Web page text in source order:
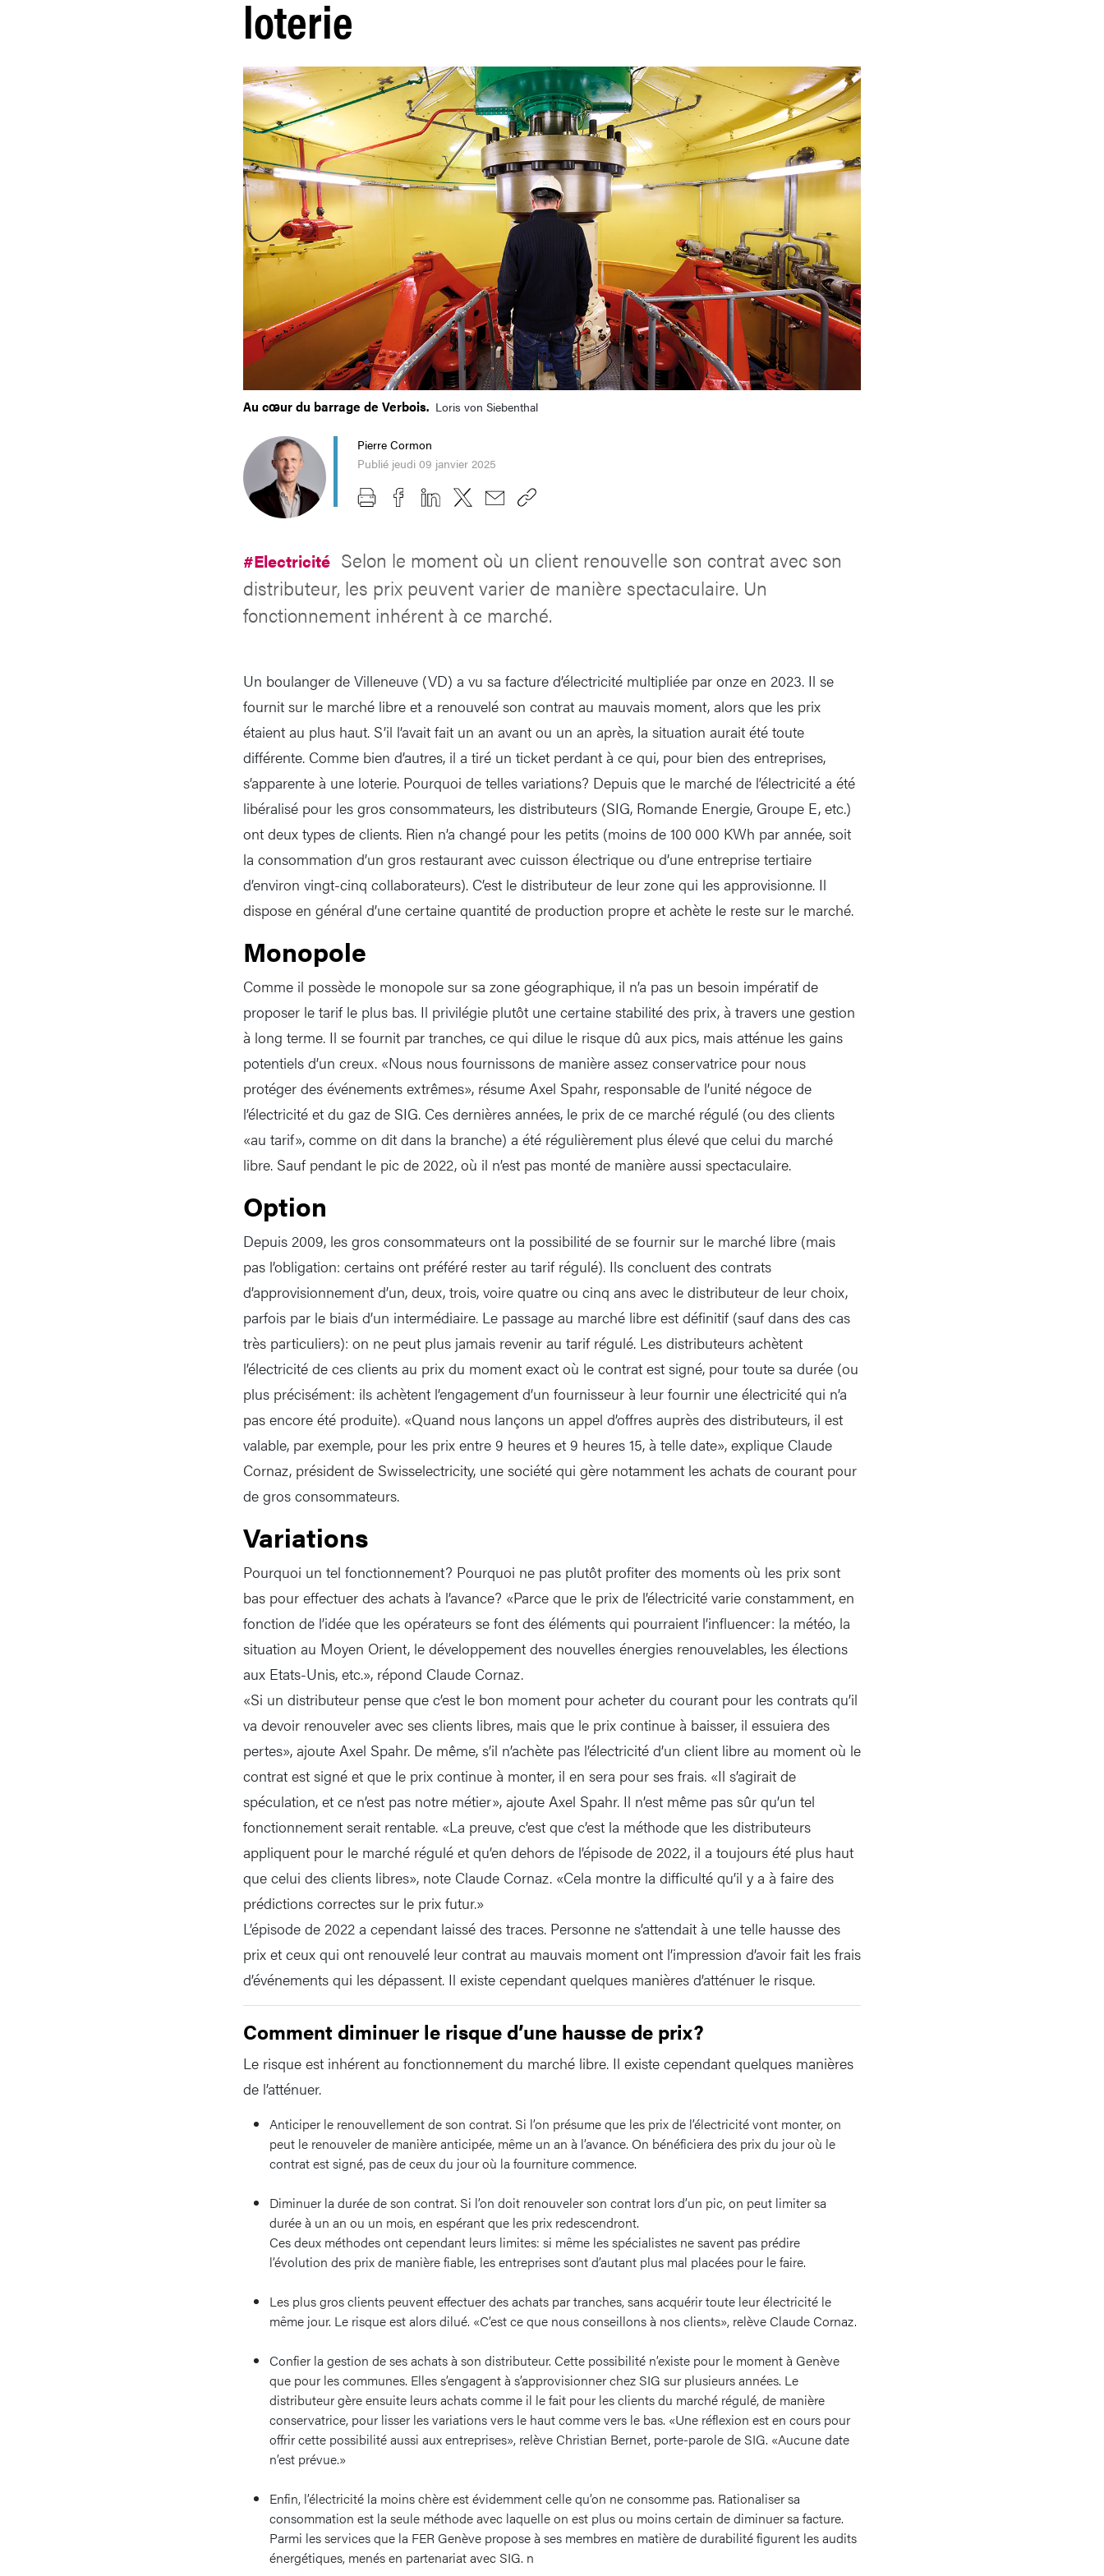
loterie
Au cœur du barrage de Verbois. Loris von Siebenthal
Pierre Cormon
Publié jeudi 09 janvier 2025
#Electricité Selon le moment où un client renouvelle son contrat avec son
distributeur, les prix peuvent varier de manière spectaculaire. Un
fonctionnement inhérent à ce marché.
Un boulanger de Villeneuve (VD) a vu sa facture d’électricité multipliée par onze en 2023. Il se
fournit sur le marché libre et a renouvelé son contrat au mauvais moment, alors que les prix
étaient au plus haut. S’il l’avait fait un an avant ou un an après, la situation aurait été toute
différente. Comme bien d’autres, il a tiré un ticket perdant à ce qui, pour bien des entreprises,
s’apparente à une loterie. Pourquoi de telles variations? Depuis que le marché de l’électricité a été
libéralisé pour les gros consommateurs, les distributeurs (SIG, Romande Energie, Groupe E, etc.)
ont deux types de clients. Rien n’a changé pour les petits (moins de 100 000 KWh par année, soit
la consommation d’un gros restaurant avec cuisson électrique ou d’une entreprise tertiaire
d’environ vingt-cinq collaborateurs). C’est le distributeur de leur zone qui les approvisionne. Il
dispose en général d’une certaine quantité de production propre et achète le reste sur le marché.
Monopole
Comme il possède le monopole sur sa zone géographique, il n’a pas un besoin impératif de
proposer le tarif le plus bas. Il privilégie plutôt une certaine stabilité des prix, à travers une gestion
à long terme. Il se fournit par tranches, ce qui dilue le risque dû aux pics, mais atténue les gains
potentiels d’un creux. «Nous nous fournissons de manière assez conservatrice pour nous
protéger des événements extrêmes», résume Axel Spahr, responsable de l’unité négoce de
l’électricité et du gaz de SIG. Ces dernières années, le prix de ce marché régulé (ou des clients
«au tarif», comme on dit dans la branche) a été régulièrement plus élevé que celui du marché
libre. Sauf pendant le pic de 2022, où il n’est pas monté de manière aussi spectaculaire.
Option
Depuis 2009, les gros consommateurs ont la possibilité de se fournir sur le marché libre (mais
pas l’obligation: certains ont préféré rester au tarif régulé). Ils concluent des contrats
d’approvisionnement d’un, deux, trois, voire quatre ou cinq ans avec le distributeur de leur choix,
parfois par le biais d’un intermédiaire. Le passage au marché libre est définitif (sauf dans des cas
très particuliers): on ne peut plus jamais revenir au tarif régulé. Les distributeurs achètent
l’électricité de ces clients au prix du moment exact où le contrat est signé, pour toute sa durée (ou
plus précisément: ils achètent l’engagement d’un fournisseur à leur fournir une électricité qui n’a
pas encore été produite). «Quand nous lançons un appel d’offres auprès des distributeurs, il est
valable, par exemple, pour les prix entre 9 heures et 9 heures 15, à telle date», explique Claude
Cornaz, président de Swisselectricity, une société qui gère notamment les achats de courant pour
de gros consommateurs.
Variations
Pourquoi un tel fonctionnement? Pourquoi ne pas plutôt profiter des moments où les prix sont
bas pour effectuer des achats à l’avance? «Parce que le prix de l’électricité varie constamment, en
fonction de l’idée que les opérateurs se font des éléments qui pourraient l’influencer: la météo, la
situation au Moyen Orient, le développement des nouvelles énergies renouvelables, les élections
aux Etats-Unis, etc.», répond Claude Cornaz.
«Si un distributeur pense que c’est le bon moment pour acheter du courant pour les contrats qu’il
va devoir renouveler avec ses clients libres, mais que le prix continue à baisser, il essuiera des
pertes», ajoute Axel Spahr. De même, s’il n’achète pas l’électricité d’un client libre au moment où le
contrat est signé et que le prix continue à monter, il en sera pour ses frais. «Il s’agirait de
spéculation, et ce n’est pas notre métier», ajoute Axel Spahr. Il n’est même pas sûr qu’un tel
fonctionnement serait rentable. «La preuve, c’est que c’est la méthode que les distributeurs
appliquent pour le marché régulé et qu’en dehors de l’épisode de 2022, il a toujours été plus haut
que celui des clients libres», note Claude Cornaz. «Cela montre la difficulté qu’il y a à faire des
prédictions correctes sur le prix futur.»
L’épisode de 2022 a cependant laissé des traces. Personne ne s’attendait à une telle hausse des
prix et ceux qui ont renouvelé leur contrat au mauvais moment ont l’impression d’avoir fait les frais
d’événements qui les dépassent. Il existe cependant quelques manières d’atténuer le risque.
Comment diminuer le risque d’une hausse de prix?
Le risque est inhérent au fonctionnement du marché libre. Il existe cependant quelques manières
de l’atténuer.
Anticiper le renouvellement de son contrat. Si l’on présume que les prix de l’électricité vont monter, on
peut le renouveler de manière anticipée, même un an à l’avance. On bénéficiera des prix du jour où le
contrat est signé, pas de ceux du jour où la fourniture commence.
Diminuer la durée de son contrat. Si l’on doit renouveler son contrat lors d’un pic, on peut limiter sa
durée à un an ou un mois, en espérant que les prix redescendront.
Ces deux méthodes ont cependant leurs limites: si même les spécialistes ne savent pas prédire
l’évolution des prix de manière fiable, les entreprises sont d’autant plus mal placées pour le faire.
Les plus gros clients peuvent effectuer des achats par tranches, sans acquérir toute leur électricité le
même jour. Le risque est alors dilué. «C’est ce que nous conseillons à nos clients», relève Claude Cornaz.
Confier la gestion de ses achats à son distributeur. Cette possibilité n’existe pour le moment à Genève
que pour les communes. Elles s’engagent à s’approvisionner chez SIG sur plusieurs années. Le
distributeur gère ensuite leurs achats comme il le fait pour les clients du marché régulé, de manière
conservatrice, pour lisser les variations vers le haut comme vers le bas. «Une réflexion est en cours pour
offrir cette possibilité aussi aux entreprises», relève Christian Bernet, porte-parole de SIG. «Aucune date
n’est prévue.»
Enfin, l’électricité la moins chère est évidemment celle qu’on ne consomme pas. Rationaliser sa
consommation est la seule méthode avec laquelle on est plus ou moins certain de diminuer sa facture.
Parmi les services que la FER Genève propose à ses membres en matière de durabilité figurent les audits
énergétiques, menés en partenariat avec SIG. n